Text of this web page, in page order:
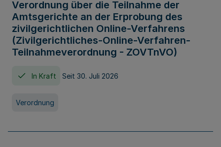
Verordnung über die Teilnahme der
Amtsgerichte an der Erprobung des
zivilgerichtlichen Online-Verfahrens
(Zivilgerichtliches-Online-Verfahren-
Teilnahmeverordnung - ZOVTnVO)
In Kraft Seit 30. Juli 2026
Verordnung